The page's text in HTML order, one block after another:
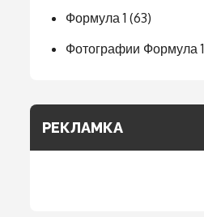
Формула 1 (63)
Фотографии Формула 1
РЕКЛАМКА